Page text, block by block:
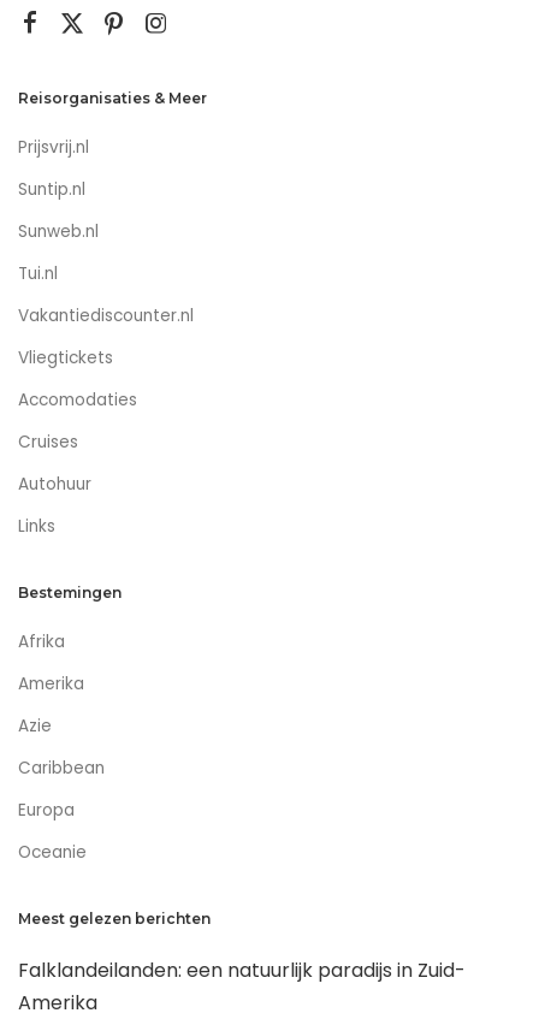
Reisorganisaties & Meer
Prijsvrij.nl
Suntip.nl
Sunweb.nl
Tui.nl
Vakantiediscounter.nl
Vliegtickets
Accomodaties
Cruises
Autohuur
Links
Bestemingen
Afrika
Amerika
Azie
Caribbean
Europa
Oceanie
Meest gelezen berichten
Falklandeilanden: een natuurlijk paradijs in Zuid-
Amerika